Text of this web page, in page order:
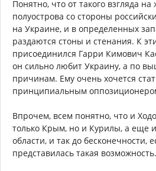
Понятно, что от такого взгляда
полуострова со стороны
на Украине, и в определенных
раздаются стоны и стенания. К
присоединился Гарри Кимович
он сильно любит Украину, а по
причинам. Ему очень хочется
принципиальным
Впрочем, всем понятно, что и
только Крым, но и Курилы, а еще
области, и так до бесконечности,
представилась такая возможность.